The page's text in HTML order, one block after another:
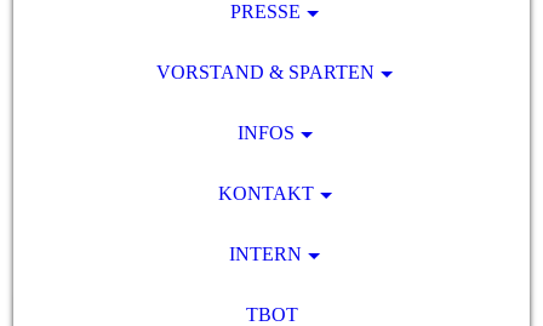
PRESSE
VORSTAND & SPARTEN
INFOS
KONTAKT
INTERN
TBOT